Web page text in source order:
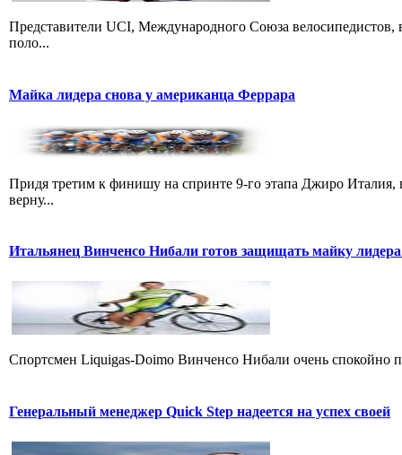
Представители UCI, Международного Союза
поло...
Майка лидера снова у американца Феррара
Придя третим к финишу на спринте 9-го этапа Джиро
верну...
Итальянец Винченсо Нибали готов защищать майку
Cпортсмен Liquigas-Doimo Винченсо Нибали очень спокойно
Генеральный менеджер Quick Step надеется на успех своей